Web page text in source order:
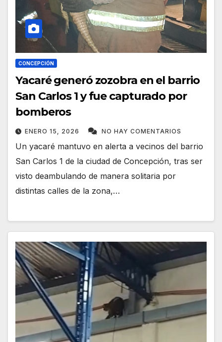
CONCEPCIÓN
Yacaré generó zozobra en el barrio
San Carlos 1 y fue capturado por
bomberos
ENERO 15, 2026 NO HAY COMENTARIOS
Un yacaré mantuvo en alerta a vecinos del barrio
San Carlos 1 de la ciudad de Concepción, tras ser
visto deambulando de manera solitaria por
distintas calles de la zona,…